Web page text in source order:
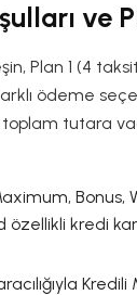
ve
Plan 1 (4
ödeme
tutara
Bonus,
özellikli kredi